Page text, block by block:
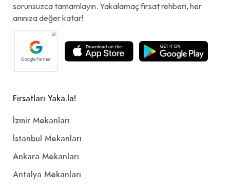
sorunsuzca tamamlayın. Yakalamaç fırsat rehberi, her
anınıza değer katar!
Fırsatları Yaka.la!
İzmir Mekanları
İstanbul Mekanları
Ankara Mekanları
Antalya Mekanları